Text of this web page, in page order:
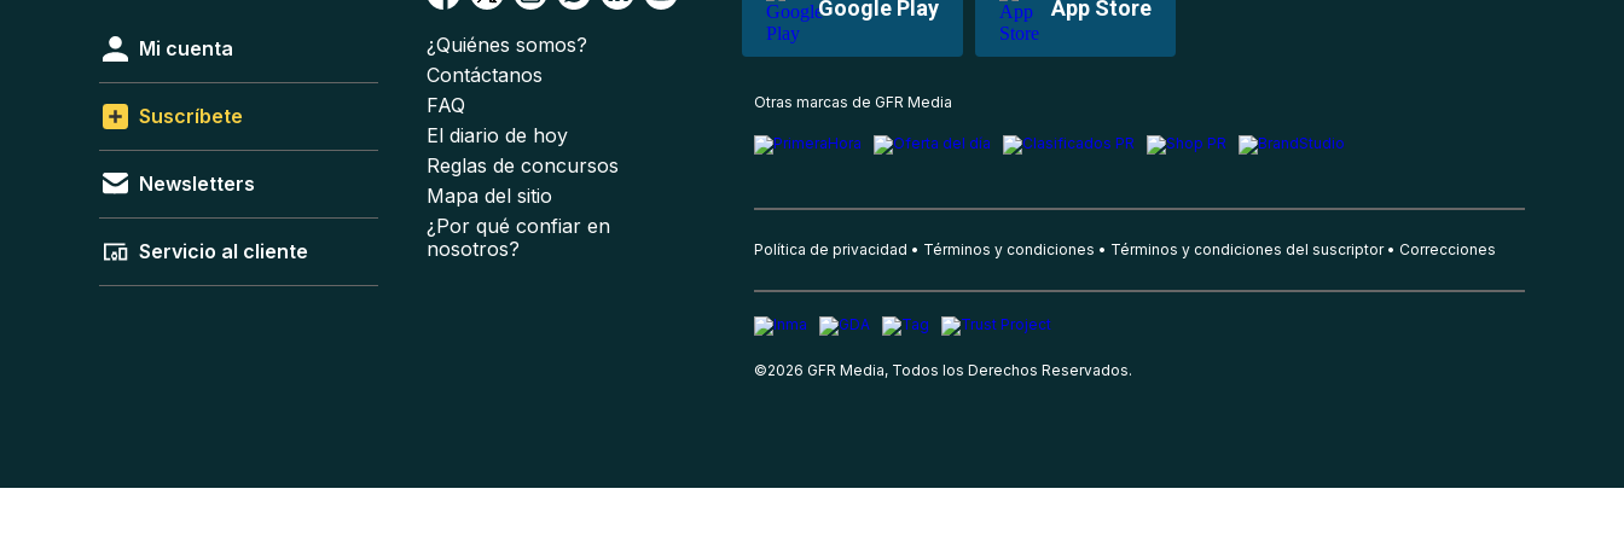
Google Play App Store
Mi cuenta
Suscríbete
Newsletters
Servicio al cliente
¿Quiénes somos?
Contáctanos
FAQ
El diario de hoy
Reglas de concursos
Mapa del sitio
¿Por qué confiar en
nosotros?
Otras marcas de GFR Media
Política de privacidad Términos y condiciones Términos y condiciones del suscriptor Correcciones
©2026 GFR Media, Todos los Derechos Reservados.